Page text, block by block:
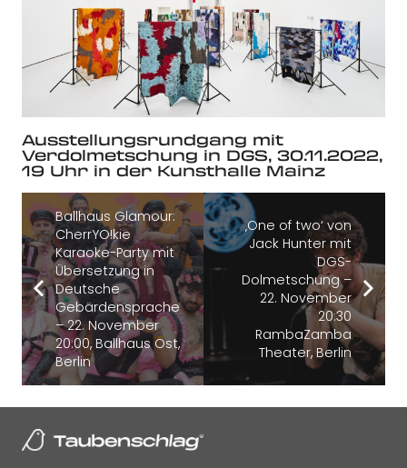
Ausstellungsrundgang mit
Verdolmetschung in DGS, 30.11.2022,
19 Uhr in der Kunsthalle Mainz
Ballhaus Glamour:
CherrYO!kie
Karaoke-Party mit
Übersetzung in
Deutsche
Gebärdensprache
– 22. November
20:00, Ballhaus Ost,
Berlin
‚One of two‘ von
Jack Hunter mit
DGS-
Dolmetschung –
22. November
20:30
RambaZamba
Theater, Berlin